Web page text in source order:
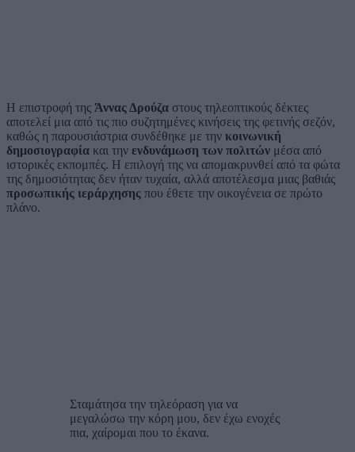
Η επιστροφή της Άννας Δρούζα στους τηλεοπτικούς δέκτες
αποτελεί μια από τις πιο συζητημένες κινήσεις της φετινής σεζόν,
καθώς η παρουσιάστρια συνδέθηκε με την κοινωνική
δημοσιογραφία και την ενδυνάμωση των πολιτών μέσα από
ιστορικές εκπομπές. Η επιλογή της να απομακρυνθεί από τα φώτα
της δημοσιότητας δεν ήταν τυχαία, αλλά αποτέλεσμα μιας βαθιάς
προσωπικής ιεράρχησης που έθετε την οικογένεια σε πρώτο
πλάνο.
Σταμάτησα την τηλεόραση για να
μεγαλώσω την κόρη μου, δεν έχω ενοχές
πια, χαίρομαι που το έκανα.